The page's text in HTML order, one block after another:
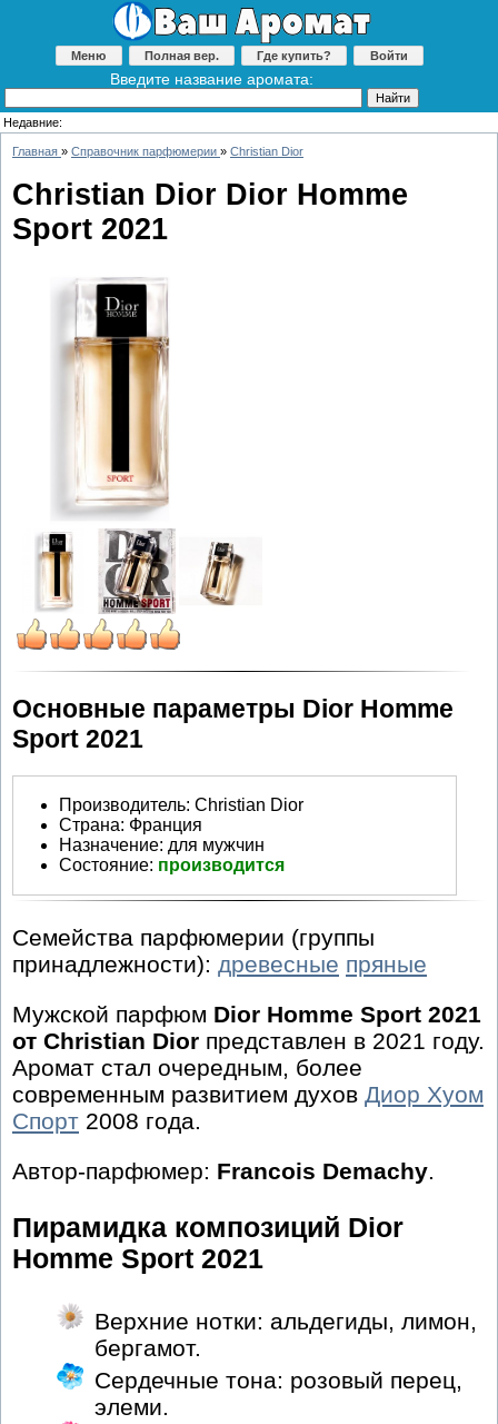
Меню Полная вер. Где купить? Войти
Введите название аромата:
Недавние:
Главная » Справочник парфюмерии » Christian Dior
Christian Dior Dior Homme
Sport 2021
Основные параметры Dior Homme
Sport 2021
Производитель: Christian Dior
Страна: Франция
Назначение: для мужчин
Состояние: производится
Семейства парфюмерии (группы
принадлежности): древесные пряные
Мужской парфюм Dior Homme Sport 2021
от Christian Dior представлен в 2021 году.
Аромат стал очередным, более
современным развитием духов Диор Хуом
Спорт 2008 года.
Автор-парфюмер: Francois Demachy.
Пирамидка композиций Dior
Homme Sport 2021
Верхние нотки: альдегиды, лимон,
бергамот.
Сердечные тона: розовый перец,
элеми.